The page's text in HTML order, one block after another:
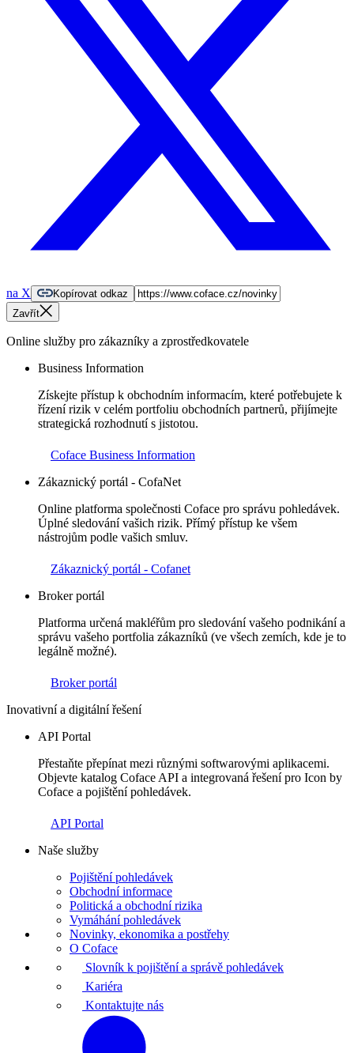
na X
Kopírovat odkaz
Zavřít
Online služby pro zákazníky a zprostředkovatele
Business Information
Získejte přístup k obchodním informacím, které potřebujete k
řízení rizik v celém portfoliu obchodních partnerů, přijímejte
strategická rozhodnutí s jistotou.
Coface Business Information
Zákaznický portál - CofaNet
Online platforma společnosti Coface pro správu pohledávek.
Úplné sledování vašich rizik. Přímý přístup ke všem
nástrojům podle vašich smluv.
Zákaznický portál - Cofanet
Broker portál
Platforma určená makléřům pro sledování vašeho podnikání a
správu vašeho portfolia zákazníků (ve všech zemích, kde je to
legálně možné).
Broker portál
Inovativní a digitální řešení
API Portal
Přestaňte přepínat mezi různými softwarovými aplikacemi.
Objevte katalog Coface API a integrovaná řešení pro Icon by
Coface a pojištění pohledávek.
API Portal
Naše služby
Pojištění pohledávek
Obchodní informace
Politická a obchodní rizika
Vymáhání pohledávek
Novinky, ekonomika a postřehy
O Coface
Slovník k pojištění a správě pohledávek
Kariéra
Kontaktujte nás